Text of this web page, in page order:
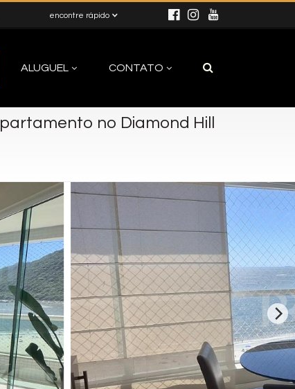
encontre rápido
ALUGUEL CONTATO
no Diamond Hill